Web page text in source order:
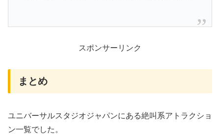
スポンサーリンク
まとめ
ユニバーサルスタジオジャパンにある絶叫系アトラクショ
ン一覧でした。